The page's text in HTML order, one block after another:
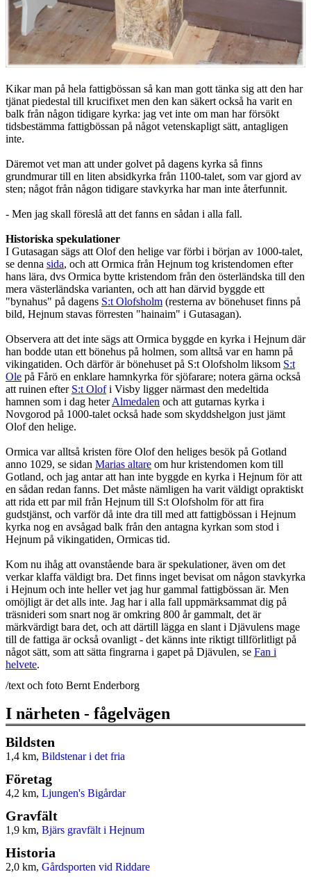
Kikar man på hela fattigbössan så kan man gott tänka sig att den har
tjänat piedestal till krucifixet men den kan säkert också ha varit en
balk från någon tidigare kyrka: jag vet inte om man har försökt
tidsbestämma fattigbössan på något vetenskapligt sätt, antagligen
inte.
Däremot vet man att under golvet på dagens kyrka så finns
grundmurar till en liten absidkyrka från 1100-talet, som var gjord av
sten; något från någon tidigare stavkyrka har man inte återfunnit.
- Men jag skall föreslå att det fanns en sådan i alla fall.
Historiska spekulationer
I Gutasagan sägs att Olof den helige var förbi i början av 1000-talet,
se denna sida, och att Ormica från Hejnum tog kristendomen efter
hans lära, dvs Ormica bytte kristendom från den österländska till den
mera västerländska varianten, och att han därvid byggde ett
"bynahus" på dagens S:t Olofsholm (resterna av bönehuset finns på
bild, Hejnum stavas förresten "hainaim" i Gutasagan).
Observera att det inte sägs att Ormica byggde en kyrka i Hejnum där
han bodde utan ett bönehus på holmen, som alltså var en hamn på
vikingatiden. Och därför är bönehuset på S:t Olofsholm liksom S:t
Ole på Fårö en enklare hamnkyrka för sjöfarare; notera gärna också
att ruinen efter S:t Olofi Visby ligger närmast den medeltida
hamnen som i dag heterAlmedalen och att gutarnas kyrka i
Novgorod på 1000-talet också hade som skyddshelgon just jämt
Olof den helige.
Ormica var alltså kristen före Olof den heliges besök på Gotland
anno 1029, se sidan Marias altare om hur kristendomen kom till
Gotland, och jag antar att han inte byggde en kyrka i Hejnum för att
en sådan redan fanns. Det måste nämligen ha varit väldigt opraktiskt
att rida ett par mil från Hejnum till S:t Olofsholm för att fira
gudstjänst, och varför då inte dra till med att fattigbössan i Hejnum
kyrka nog en avsågad balk från den antagna kyrkan som stod i
Hejnum på vikingatiden, Ormicas tid.
Kom nu ihåg att ovanstående bara är spekulationer, även om det
verkar klaffa väldigt bra. Det finns inget bevisat om någon stavkyrka
i Hejnum och inte heller vet jag hur gammal fattigbössan är. Men
omöjligt är det alls inte. Jag har i alla fall uppmärksammat dig på
träsnideri som snart nog är omkring 800 år gammalt, det är
märkvärdigt bara det, och att därtill lägga en slant i Djävulens mage
till de fattiga är också ovanligt - det känns inte riktigt tillförlitligt på
något sätt, som att sätta fingrarna i gapet på Djävulen, se Fan i
helvete.
/text och foto Bernt Enderborg
I närheten - fågelvägen
Bildsten
1,4 km, Bildstenar i det fria
Företag
4,2 km, Ljungen's Bigårdar
Gravfält
1,9 km, Bjärs gravfält i Hejnum
Historia
2,0 km, Gårdsporten vid Riddare